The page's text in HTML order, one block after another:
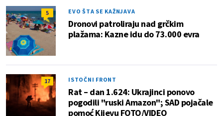
5 EVO ŠTA SE KAŽNJAVA
Dronovi patroliraju nad grčkim
plažama: Kazne idu do 73.000 evra
17 ISTOČNI FRONT
Rat – dan 1.624: Ukrajinci ponovo
pogodili "ruski Amazon"; SAD pojačale
pomoć Kijevu FOTO/VIDEO